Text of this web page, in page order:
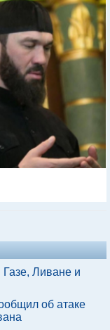
Ливане и
об атаке